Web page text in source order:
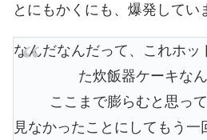
とにもかくにも、爆発してい
なんだなんだって、これホッ
た炊飯器ケーキな
ここまで膨らむと思っ
見なかったことにしてもう一